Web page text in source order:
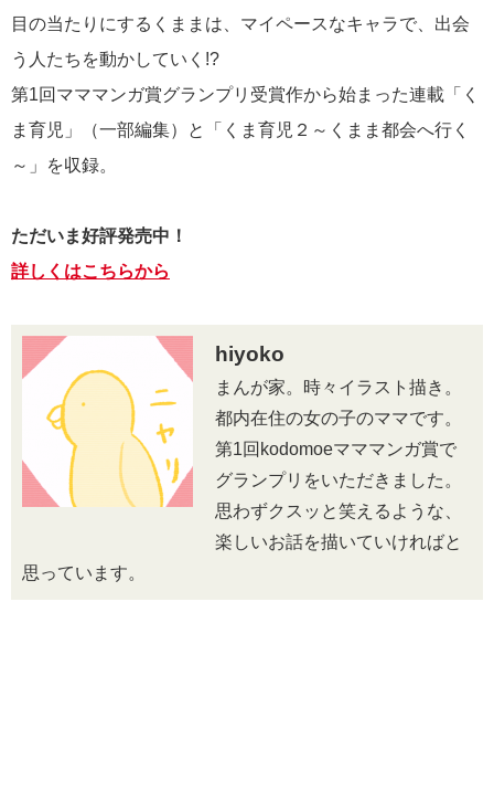
目の当たりにするくままは、マイペースなキャラで、出会
う人たちを動かしていく!?
第1回マママンガ賞グランプリ受賞作から始まった連載「く
ま育児」（一部編集）
と「くま育児２～くまま都会へ行く
～」を収録。
ただいま好評発売中！
詳しくはこちらから
hiyoko
まんが家。時々イラスト描き。
都内在住の女の子のママです。
第1回kodomoeマママンガ賞で
グランプリをいただきました。
思わずクスッと笑えるような、
楽しいお話を描いていければと
思っています。